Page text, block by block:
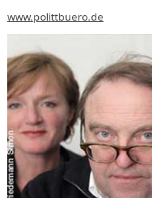
www.polittbuero.de